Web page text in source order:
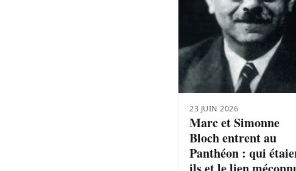
23 JUIN 2026
Marc et Simonne
Bloch entrent au
Panthéon : qui